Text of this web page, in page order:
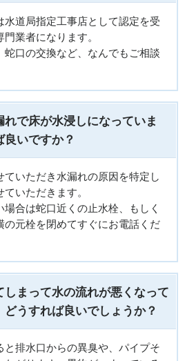
水道局指定工事店として認定を受
業者になります。
蛇口の交換など、なんでもご相談
れで床が水浸しになっていま
いですか？
ていただき水漏れの原因を特定し
いただきます。
場合は蛇口近くの止水栓、もしく
の元栓を閉めてすぐにお電話くだ
しまって水の流れが悪くなって
どうすれば良いでしょうか？
と排水口からの異臭や、パイプそ